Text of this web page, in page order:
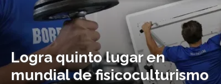
Logra quinto lugar en
mundial de fisicoculturismo